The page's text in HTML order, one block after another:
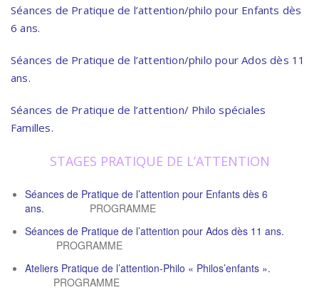
Séances de Pratique de l’attention/philo pour Enfants dès
6 ans.
Séances de Pratique de l’attention/philo pour Ados dès 11
ans.
Séances de Pratique de l’attention/ Philo spéciales
Familles.
STAGES PRATIQUE DE L’ATTENTION
Séances de Pratique de l’attention pour Enfants dès 6
ans. PROGRAMME
Séances de Pratique de l’attention pour Ados dès 11 ans.
PROGRAMME
Ateliers Pratique de l’attention-Philo « Philos’enfants ».
PROGRAMME